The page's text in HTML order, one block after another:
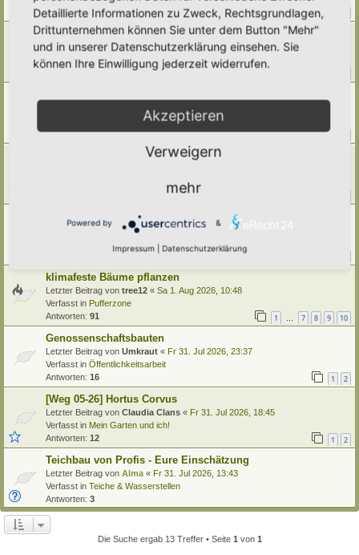
Antworten: 40 1 2 3
[Weg 10-20] Trees schattiger Waldgarten mit Teich
Letzter Beitrag vonGrevenstein«Di 4. Aug 2026, 16:13
Verfasst in Mein Garten und ich!
Mo 3. Aug 2026, 09:43
Umwelt, Klimawandel, Natur
Antworten:144 1 12 13 14
[Weg 11-24] Hortus Fragaria entsteht
Käfer im Hortus
Letzter Beitrag von tree12«Sa 1. Aug 2026, 15:13
klimafeste Bäume pflanzen
Letzter Beitrag von tree12 « Sa 1. Aug 2026, 10:48
Verfasst in Pufferzone
Antworten: 91 1 … 7 8 9 10
Genossenschaftsbauten
Letzter Beitrag von Umkraut « Fr 31. Jul 2026, 23:37
Verfasst in Öffentlichkeitsarbeit
Antworten: 16 1 2
[Weg 05-26] Hortus Corvus
Letzter Beitrag von Claudia Clans « Fr 31. Jul 2026, 18:45
Verfasst in Mein Garten und ich!
Antworten: 12 1 2
Teichbau von Profis - Eure Einschätzung
Letzter Beitrag von Alma « Fr 31. Jul 2026, 13:43
Verfasst in Teiche & Wasserstellen
Antworten: 3
Die Suche ergab 13 Treffer • Seite 1 von 1
Detaillierte Informationen zu Zweck, Rechtsgrundlagen,
Drittunternehmen können Sie unter dem Button "Mehr"
und in unserer Datenschutzerklärung einsehen. Sie
können Ihre Einwilligung jederzeit widerrufen.
Akzeptieren
Verweigern
mehr
Powered by &
Impressum Datenschutzerklärung